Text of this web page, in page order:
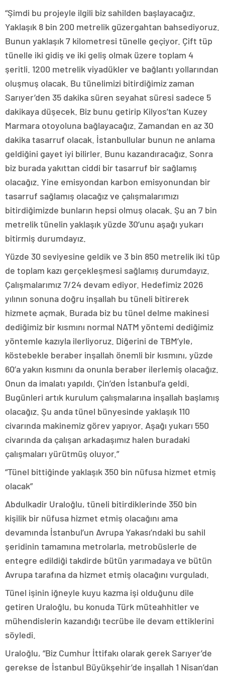
“Şimdi bu projeyle ilgili biz sahilden başlayacağız.
Yaklaşık 8 bin 200 metrelik güzergahtan bahsediyoruz.
Bunun yaklaşık 7 kilometresi tünelle geçiyor. Çift tüp
tünelle iki gidiş ve iki geliş olmak üzere toplam 4
şeritli. 1200 metrelik viyadükler ve bağlantı yollarından
oluşmuş olacak. Bu tünelimizi bitirdiğimiz zaman
Sarıyer’den 35 dakika süren seyahat süresi sadece 5
dakikaya düşecek. Biz bunu getirip Kilyos’tan Kuzey
Marmara otoyoluna bağlayacağız. Zamandan en az 30
dakika tasarruf olacak. İstanbullular bunun ne anlama
geldiğini gayet iyi bilirler. Bunu kazandıracağız. Sonra
biz burada yakıttan ciddi bir tasarruf bir sağlamış
olacağız. Yine emisyondan karbon emisyonundan bir
tasarruf sağlamış olacağız ve çalışmalarımızı
bitirdiğimizde bunların hepsi olmuş olacak. Şu an 7 bin
metrelik tünelin yaklaşık yüzde 30’unu aşağı yukarı
bitirmiş durumdayız.
Yüzde 30 seviyesine geldik ve 3 bin 850 metrelik iki tüp
de toplam kazı gerçekleşmesi sağlamış durumdayız.
Çalışmalarımız 7/24 devam ediyor. Hedefimiz 2026
yılının sonuna doğru inşallah bu tüneli bitirerek
hizmete açmak. Burada biz bu tünel delme makinesi
dediğimiz bir kısmını normal NATM yöntemi dediğimiz
yöntemle kazıyla ilerliyoruz. Diğerini de TBM’yle,
köstebekle beraber inşallah önemli bir kısmını, yüzde
60’a yakın kısmını da onunla beraber ilerlemiş olacağız.
Onun da imalatı yapıldı. Çin’den İstanbul’a geldi.
Bugünleri artık kurulum çalışmalarına inşallah başlamış
olacağız. Şu anda tünel bünyesinde yaklaşık 110
civarında makinemiz görev yapıyor. Aşağı yukarı 550
civarında da çalışan arkadaşımız halen buradaki
çalışmaları yürütmüş oluyor.”
“Tünel bittiğinde yaklaşık 350 bin nüfusa hizmet etmiş
olacak”
Abdulkadir Uraloğlu, tüneli bitirdiklerinde 350 bin
kişilik bir nüfusa hizmet etmiş olacağını ama
devamında İstanbul’un Avrupa Yakası’ndaki bu sahil
şeridinin tamamına metrolarla, metrobüslerle de
entegre edildiği takdirde bütün yarımadaya ve bütün
Avrupa tarafına da hizmet etmiş olacağını vurguladı.
Tünel işinin iğneyle kuyu kazma işi olduğunu dile
getiren Uraloğlu, bu konuda Türk müteahhitler ve
mühendislerin kazandığı tecrübe ile devam ettiklerini
söyledi.
Uraloğlu, “Biz Cumhur İttifakı olarak gerek Sarıyer’de
gerekse de İstanbul Büyükşehir’de inşallah 1 Nisan’dan